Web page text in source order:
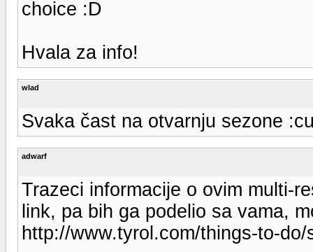
choice :D
Hvala za info!
wlad
Svaka čast na otvarnju sezone
adwarf
Trazeci informacije o ovim multi-
link, pa bih ga podelio sa vama,
http://www.tyrol.com/things-to-